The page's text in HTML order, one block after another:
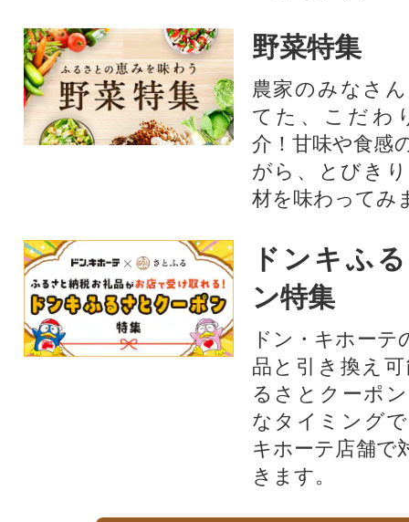
野菜特集
農家のみなさ
てた、こだわ
介！甘味や食感
がら、とびき
材を味わってみ
ドンキふ
ン特集
ドン・キホーテ
品と引き換え
るさとクーポ
なタイミング
キホーテ店舗で
きます。